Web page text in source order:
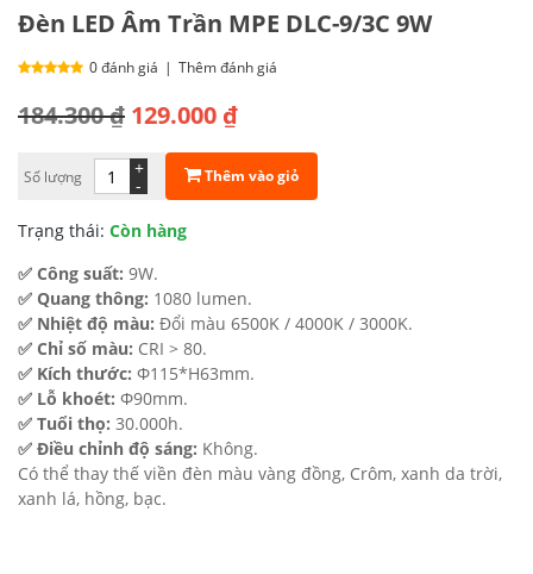
Đèn LED Âm Trần MPE DLC-9/3C 9W
0 đánh giá | Thêm đánh giá
184.300₫
Giá
là:
184.300 ₫.
129.000 ₫
Giá
tại
là:
129.000 ₫.
Số lượng -
+ Thêm vào giỏ
Trạng thái: Còn hàng
✅ Công suất: 9W.
✅ Quang thông: 1080 lumen.
✅ Nhiệt độ màu: Đổi màu 6500K / 4000K / 3000K.
✅ Chỉ số màu: CRI > 80.
✅ Kích thước: Φ115*H63mm.
✅ Lỗ khoét: Φ90mm.
✅ Tuổi thọ: 30.000h.
✅ Điều chỉnh độ sáng: Không.
Có thể thay thế viền đèn màu vàng đồng, Crôm, xanh da trời,
xanh lá, hồng, bạc.